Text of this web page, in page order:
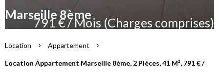
Marseille 8ème
791 € / Mois (Charges comprises)
Location Appartement
Location Appartement Marseille 8ème, 2 Pièces, 41 M², 791 € /